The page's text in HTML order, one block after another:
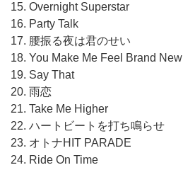
15. Overnight Superstar
16. Party Talk
17. 腰振る夜は君のせい
18. You Make Me Feel Brand New
19. Say That
20. 雨恋
21. Take Me Higher
22. ハートビートを打ち鳴らせ
23. オトナHIT PARADE
24. Ride On Time